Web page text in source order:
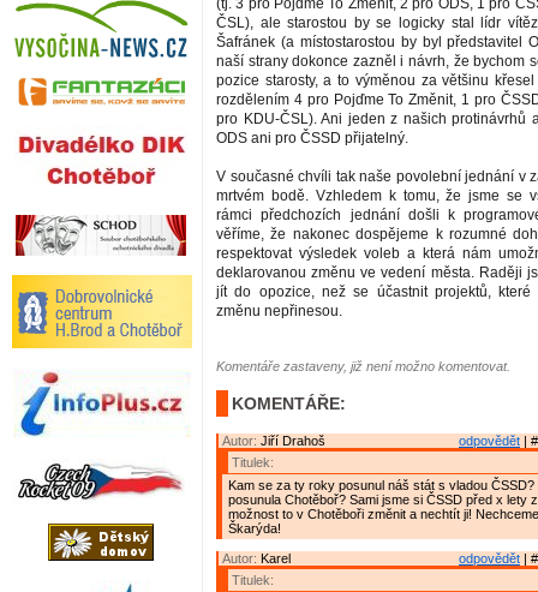
(tj. 3 pro Pojďme To Změnit, 2 pro ODS, 1 pro
ČSL), ale starostou by se logicky stal lídr
Šafránek (a místostarostou by byl představitel
naší strany dokonce zazněl i návrh, že bychom
pozice starosty, a to výměnou za většinu
rozdělením 4 pro Pojďme To Změnit, 1 pro
pro KDU-ČSL). Ani jeden z našich protinávrhů
ODS ani pro ČSSD přijatelný.
V současné chvíli tak naše povolební jednání v
mrtvém bodě. Vzhledem k tomu, že jsme se
rámci předchozích jednání došli k
věříme, že nakonec dospějeme k rozumné
respektovat výsledek voleb a která nám
deklarovanou změnu ve vedení města. Raději
jít do opozice, než se účastnit projektů, které
změnu nepřinesou.
Komentáře zastaveny, již není možno komentovat.
KOMENTÁŘE:
odpovědět |
Autor: Jiří Drahoš
Titulek:
Kam se za ty roky posunul náš stát s vladou ČSSD?
posunula Chotěboř? Sami jsme si ČSSD před x lety
možnost to v Chotěboři změnit a nechtít ji!
Škarýda!
odpovědět |
Autor: Karel
Titulek: